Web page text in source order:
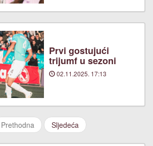
Prvi gostujući
trijumf u sezoni
02.11.2025. 17:13
Prethodna Sljedeća